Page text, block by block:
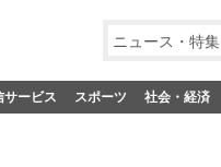
ニュース・特集
サービス スポーツ 社会・経済